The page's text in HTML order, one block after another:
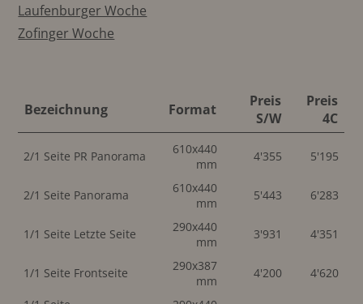
Laufenburger Woche
Zofinger Woche
Bezeichnung Format
Preis
S/W
Preis
4C
2/1 Seite PR Panorama
610x440
mm
4'355 5'195
2/1 Seite Panorama
610x440
mm
5'443 6'283
1/1 Seite Letzte Seite
290x440
mm
3'931 4'351
1/1 Seite Frontseite
290x387
mm
4'200 4'620